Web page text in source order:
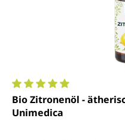
Durchschnittliche
Bio Zitronenöl -
Unimedica